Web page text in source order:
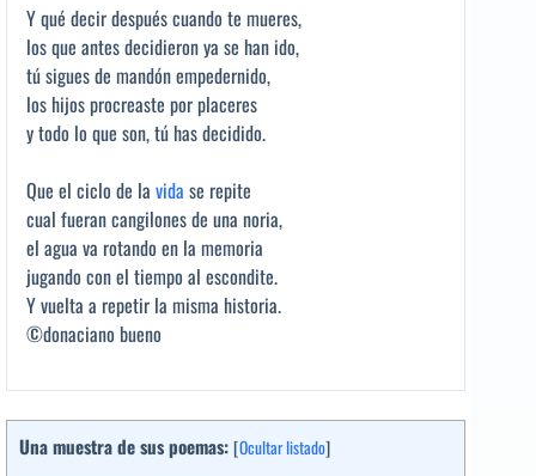
Y qué decir después cuando te mueres,
los que antes decidieron ya se han ido,
tú sigues de mandón empedernido,
los hijos procreaste por placeres
y todo lo que son, tú has decidido.
Que el ciclo de la vida se repite
cual fueran cangilones de una noria,
el agua va rotando en la memoria
jugando con el tiempo al escondite.
Y vuelta a repetir la misma historia.
©donaciano bueno
Una muestra de sus poemas: [Ocultar listado]